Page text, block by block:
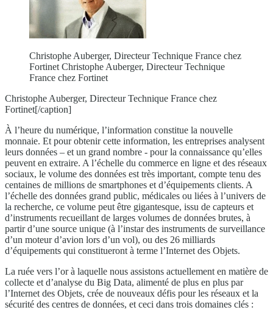
Christophe Auberger, Directeur Technique France chez
Fortinet Christophe Auberger, Directeur Technique
France chez Fortinet
Christophe Auberger, Directeur Technique France chez
Fortinet[/caption]
À l’heure du numérique, l’information constitue la nouvelle
monnaie. Et pour obtenir cette information, les entreprises analysent
leurs données – et un grand nombre - pour la connaissance qu’elles
peuvent en extraire. A l’échelle du commerce en ligne et des réseaux
sociaux, le volume des données est très important, compte tenu des
centaines de millions de smartphones et d’équipements clients. A
l’échelle des données grand public, médicales ou liées à l’univers de
la recherche, ce volume peut être gigantesque, issu de capteurs et
d’instruments recueillant de larges volumes de données brutes, à
partir d’une source unique (à l’instar des instruments de surveillance
d’un moteur d’avion lors d’un vol), ou des 26 milliards
d’équipements qui constitueront à terme l’Internet des Objets.
La ruée vers l’or à laquelle nous assistons actuellement en matière de
collecte et d’analyse du Big Data, alimenté de plus en plus par
l’Internet des Objets, crée de nouveaux défis pour les réseaux et la
sécurité des centres de données, et ceci dans trois domaines clés :